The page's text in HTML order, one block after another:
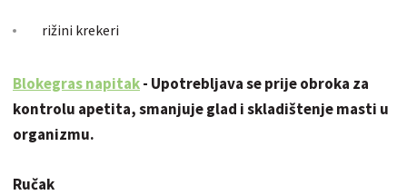
rižini krekeri
Blokegras napitak- Upotrebljava se prije obroka za
kontrolu apetita, smanjuje glad i skladištenje masti u
organizmu.
Ručak